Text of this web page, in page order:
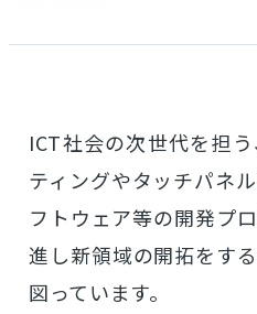
ICT社会の次世代を担
ティングやタッチパネ
フトウェア等の開発プ
進し新領域の開拓をす
図っています。